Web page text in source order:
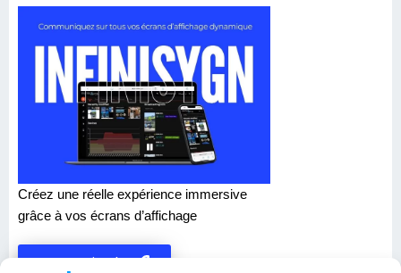
Créez une réelle expérience immersive
grâce à vos écrans d’affichage
En savoir plus